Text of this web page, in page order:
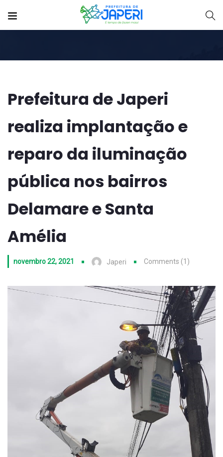
Prefeitura de Japeri
realiza implantação e
reparo da iluminação
pública nos bairros
Delamare e Santa
Amélia
novembro 22, 2021 Japeri Comments (1)